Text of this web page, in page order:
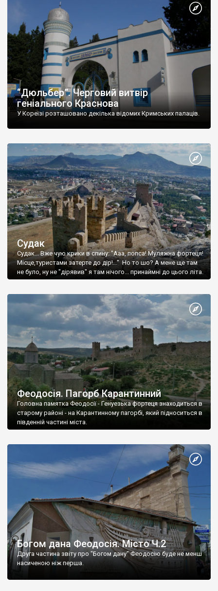
“Дюльбер”. Черговий витвір
геніального Краснова
У Кореїзі розташовано декілька відомих Кримських палаців.
Судак
Судак... Вже чую крики в спину: "Ааа, попса! Муляжна фортеця!
Місце,туристами затерте до дір!..." Но то шо? А мене ще там
не було, ну не "дірявив" я там нічого... принаймні до цього літа.
Феодосія. Пагорб Карантинний
Головна памятка Феодосії - Генуезька фортеця знаходиться в
старому районі - на Карантинному пагорбі, який підноситься в
південній частині міста.
Богом дана Феодосія. Місто Ч.2
Друга частина звіту про "Богом дану" Феодосію буде не менш
насиченою ніж перша.